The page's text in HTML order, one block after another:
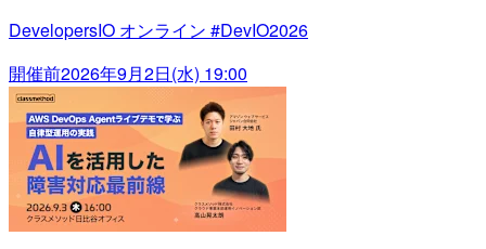
DevelopersIO オンライン #DevIO2026
開催前2026年9月2日(水) 19:00